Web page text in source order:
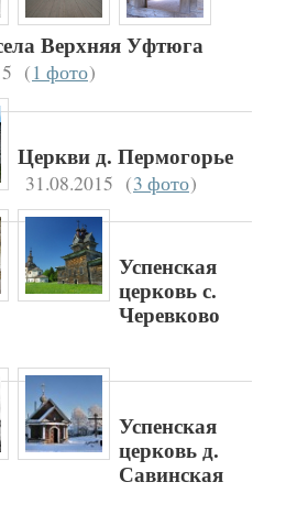
Верхняя Уфтюга
(1 фото)
Церкви д. Пермогорье
31.08.2015 (3 фото)
Успенская
церковь с.
Черевково
Успенская
церковь д.
Савинская